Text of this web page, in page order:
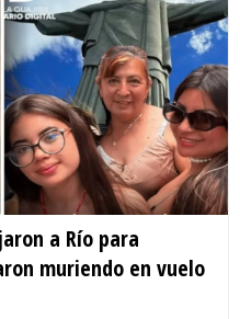
a Río para
muriendo en vuelo